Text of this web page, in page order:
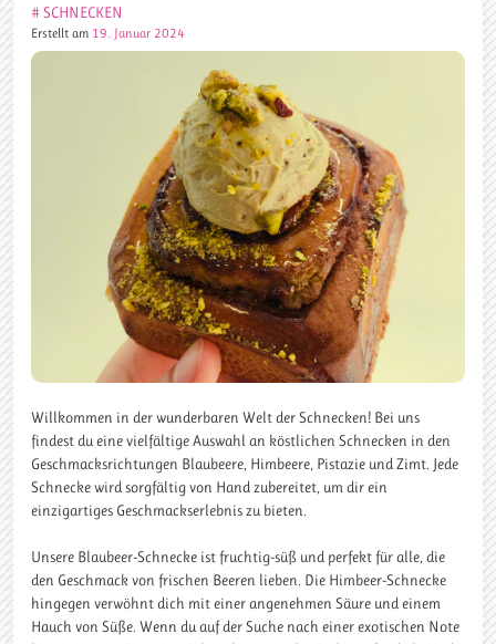
# SCHNECKEN
Erstellt am 19. Januar 2024
Willkommen in der wunderbaren Welt der Schnecken! Bei uns
findest du eine vielfältige Auswahl an köstlichen Schnecken in den
Geschmacksrichtungen Blaubeere, Himbeere, Pistazie und Zimt. Jede
Schnecke wird sorgfältig von Hand zubereitet, um dir ein
einzigartiges Geschmackserlebnis zu bieten.
Unsere Blaubeer-Schnecke ist fruchtig-süß und perfekt für alle, die
den Geschmack von frischen Beeren lieben. Die Himbeer-Schnecke
hingegen verwöhnt dich mit einer angenehmen Säure und einem
Hauch von Süße. Wenn du auf der Suche nach einer exotischen Note